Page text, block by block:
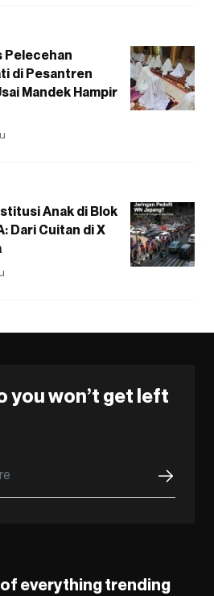
Pelecehan
di Pesantren
Mandek Hampir
Anak di Blok
Dari Cuitan di X
you won’t get left
everything trending